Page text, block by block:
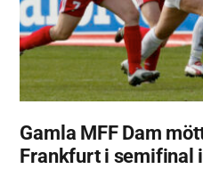
Gamla MFF Dam
Frankfurt i semifinal i